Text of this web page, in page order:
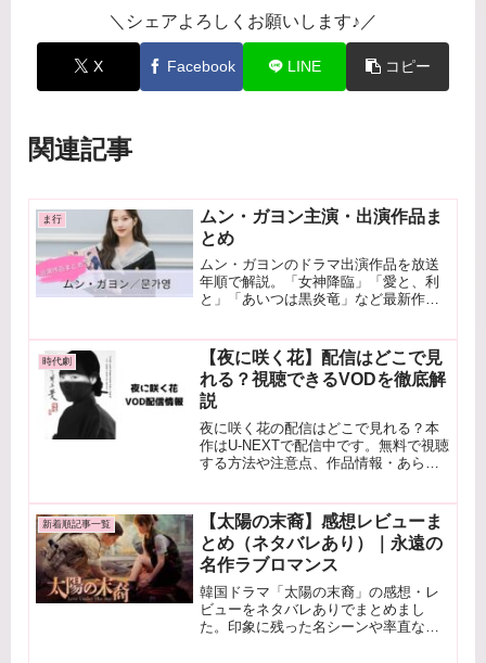
＼シェアよろしくお願いします♪／
X Facebook LINE コピー
関連記事
ま行
ムン・ガヨン主演・出演作品ま
とめ
ムン・ガヨンのドラマ出演作品を放送
年順で解説。「女神降臨」「愛と、利
と」「あいつは黒炎竜」など最新作ま
時代劇
【夜に咲く花】配信はどこで見
れる？視聴できるVODを徹底解
説
夜に咲く花の配信はどこで見れる？本
作はU-NEXTで配信中です。無料で視聴
する方法や注意点、作品情報・あらす
新着順記事一覧
【太陽の末裔】感想レビューま
とめ（ネタバレあり）｜永遠の
名作ラブロマンス
韓国ドラマ「太陽の末裔」の感想・レ
ビューをネタバレありでまとめまし
た。印象に残った名シーンや率直な感